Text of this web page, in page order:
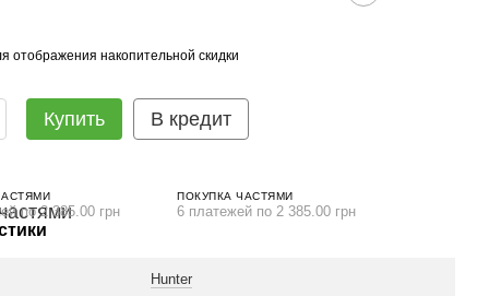
отображения накопительной скидки
Купить В кредит
по 2 385.00 грн
ПОКУПКА ЧАСТЯМИ
6 платежей по 2 385.00 грн
Hunter